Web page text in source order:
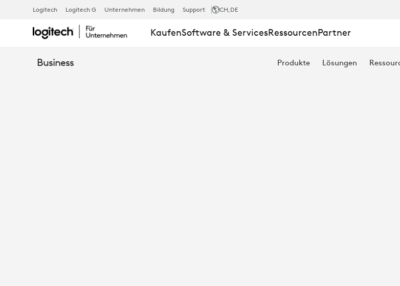
AUSWAHL
DES
Logitech Logitech G Unternehmen Bildung Support CH,DE
KaufenSoftware & ServicesRessourcenPartner
Business Produkte Lösungen